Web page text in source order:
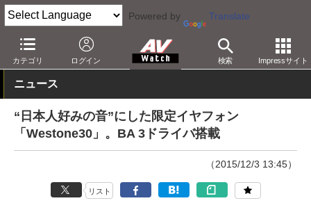
Powered by Translate
カテゴリ ログイン 検索 Impressサイト
AV Watch 製品 ヘッドフォン Westone
ニュース
“日本人好みの音”にした限定イヤフォン
「Westone30」。BA 3ドライバ搭載
（2015/12/3 13:45）
リスト